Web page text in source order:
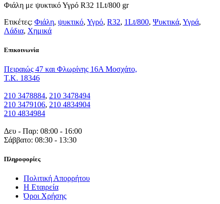
Φιάλη με ψυκτικό Υγρό R32 1Lt/800 gr
Ετικέτες: Φιάλη, ψυκτικό, Υγρό, R32, 1Lt/800, Ψυκτικά, Υγρά,
Λάδια, Χημικά
Eπικοινωνία
Πειραιώς 47 και Φλωρίνης 16Α Μοσχάτο,
T.K. 18346
210 3478884, 210 3478494
210 3479106, 210 4834904
210 4834984
Δευ - Παρ: 08:00 - 16:00
Σάββατο: 08:30 - 13:30
Πληροφορίες
Πολιτική Απορρήτου
Η Εταιρεία
Όροι Χρήσης